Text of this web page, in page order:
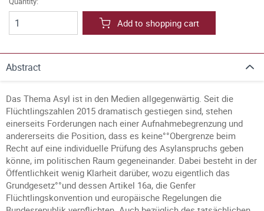
Add to shopping cart
Abstract
Das Thema Asyl ist in den Medien allgegenwärtig. Seit die
Flüchtlingszahlen 2015 dramatisch gestiegen sind, stehen
einerseits Forderungen nach einer Aufnahmebegrenzung und
andererseits die Position, dass es keine°°Obergrenze beim
Recht auf eine individuelle Prüfung des Asylanspruchs geben
könne, im politischen Raum gegeneinander. Dabei besteht in der
Öffentlichkeit wenig Klarheit darüber, wozu eigentlich das
Grundgesetz°°und dessen Artikel 16a, die Genfer
Flüchtlingskonvention und europäische Regelungen die